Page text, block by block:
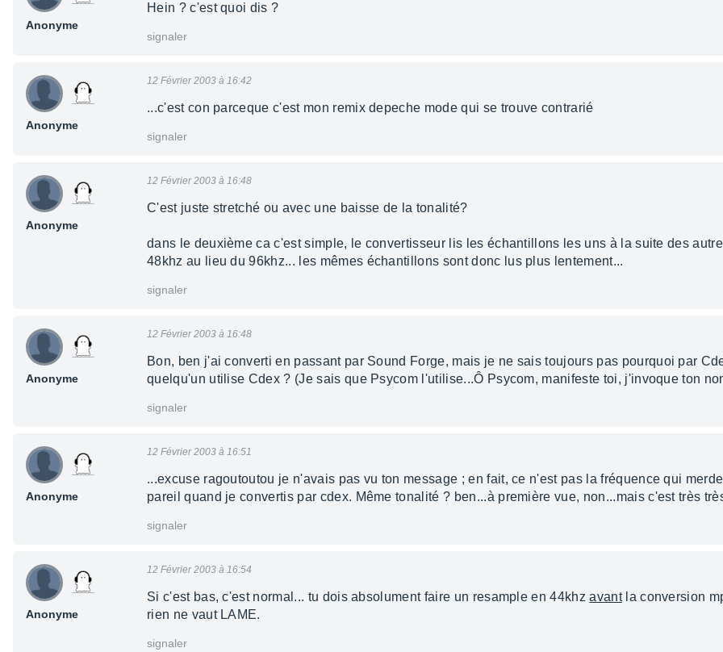
Anonyme
Hein ? c'est quoi dis ?
signaler
Anonyme
12 Février 2003 à 16:42
...c'est con parceque c'est mon remix depeche mode qui se trouve contrarié
signaler
Anonyme
12 Février 2003 à 16:48
C'est juste stretché ou avec une baisse de la tonalité?
dans le deuxième ca c'est simple, le convertisseur lis les échantillons les uns à la suite des
48khz au lieu du 96khz... les mêmes échantillons sont donc lus plus lentement...
signaler
Anonyme
12 Février 2003 à 16:48
Bon, ben j'ai converti en passant par Sound Forge, mais je ne sais toujours pas pourquoi par
quelqu'un utilise Cdex ? (Je sais que Psycom l'utilise...Ô Psycom, manifeste toi, j'invoque ton
signaler
Anonyme
12 Février 2003 à 16:51
...excuse ragoutoutou je n'avais pas vu ton message ; en fait, ce n'est pas la fréquence qui
pareil quand je convertis par cdex. Même tonalité ? ben...à première vue, non...mais c'est très
signaler
Anonyme
12 Février 2003 à 16:54
Si c'est bas, c'est normal... tu dois absolument faire un resample en 44khzavantla conversion
rien ne vaut LAME.
signaler